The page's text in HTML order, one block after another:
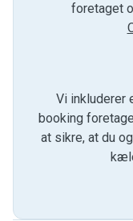
foretaget
Vi inkluderer
booking
at sikre, at du